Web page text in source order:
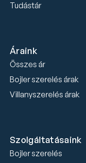
Szolgáltatásaink
Bojler szerelés
Tudástár
Áraink
Összes ár
Bojler szerelés árak
Villanyszerelés árak